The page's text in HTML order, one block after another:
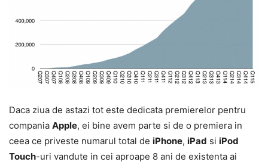
Daca ziua de astazi tot este dedicata premierelor pentru
compania Apple, ei bine avem parte si de o premiera in
ceea ce priveste numarul total de iPhone, iPad si iPod
Touch-uri vandute in cei aproape 8 ani de existenta ai